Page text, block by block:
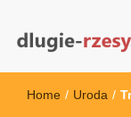
dlugie-
Home / Uroda /